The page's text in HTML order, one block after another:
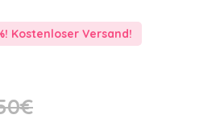
Kostenloser Versand!